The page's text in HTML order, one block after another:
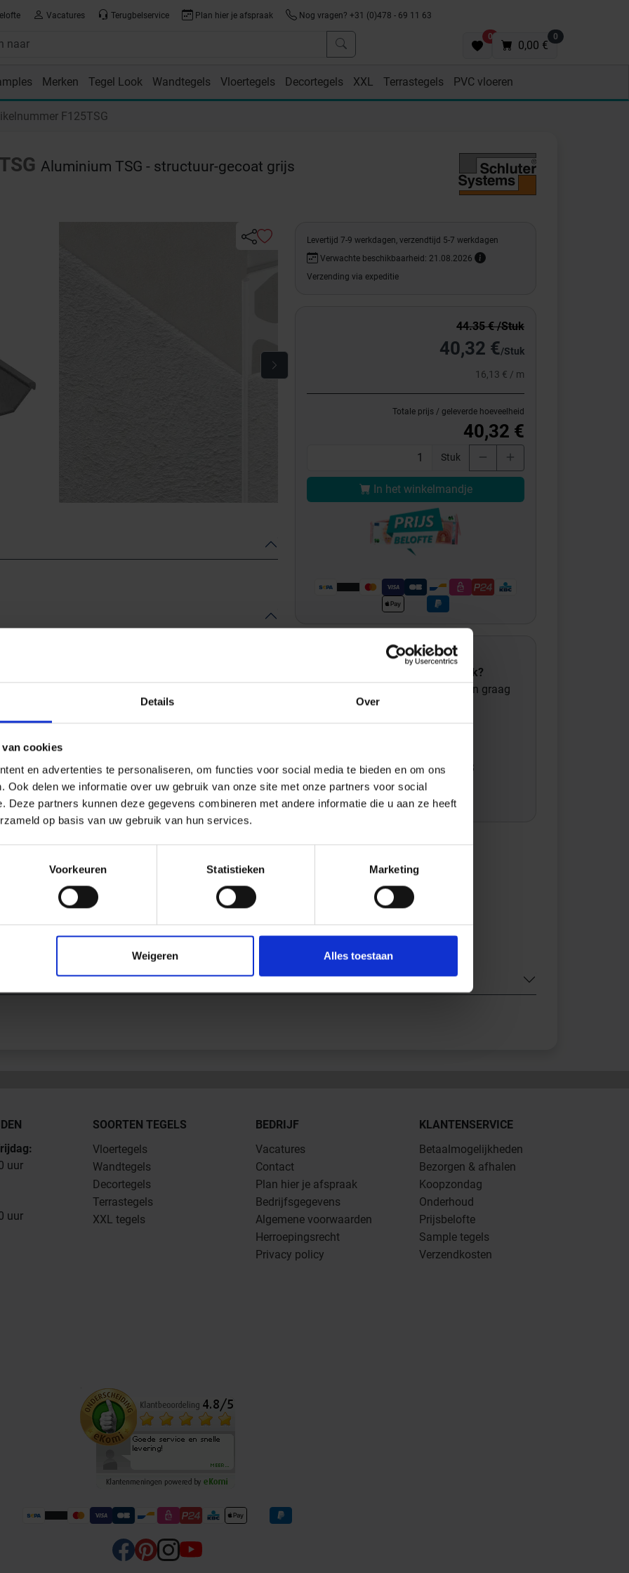
Details Over
van cookies
en advertenties te personaliseren, om functies voor social media te bieden en om ons
Ook delen we informatie over uw gebruik van onze site met onze partners voor social
Deze partners kunnen deze gegevens combineren met andere informatie die u aan ze heeft
op basis van uw gebruik van hun services.
Voorkeuren Statistieken Marketing
Weigeren Alles toestaan
Vacatures Terugbelservice Plan hier je afspraak Nog vragen? +31 (0)478 - 69 11 63
0 0
0,00 €
Merken Tegel Look Wandtegels Vloertegels Decortegels XXL Terrastegels PVC vloeren
F125TSG
Aluminium TSG - structuur-gecoat grijs
12,5
Lengte m
2,5
Bestel-/levertijd
aluminium voor uitwendige hoeken in
pleisterlaag. Het profiel beschermt de rand
vormt een elegante, smalle hoek
downloaden - PDF
Levertijd 7-9 werkdagen, verzendtijd 5-7 werkdagen
Verwachte beschikbaarheid: 21.08.2026
Verzending via expeditie
44.35 € /Stuk
40,32 €/Stuk
16,13 € / m
Totale prijs / geleverde hoeveelheid
40,32 €
Stuk
In het winkelmandje
Wil je graag een afspraak?
Onze verkoopspecialisten staan graag
Di – Vr 09.00 – 18.00
+31 (0) 478 - 69 11 63
Productaanvraag
uur
uur
SOORTEN TEGELS
Vloertegels
Wandtegels
Decortegels
Terrastegels
XXL tegels
BEDRIJF
Vacatures
Contact
Plan hier je afspraak
Bedrijfsgegevens
Algemene voorwaarden
Herroepingsrecht
Privacy policy
KLANTENSERVICE
Betaalmogelijkheden
Bezorgen & afhalen
Koopzondag
Onderhoud
Prijsbelofte
Sample tegels
Verzendkosten